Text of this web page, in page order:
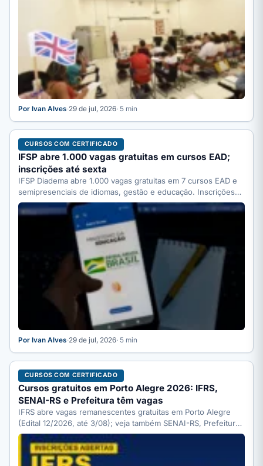
Por Ivan Alves·29 de jul, 2026· 5 min
CURSOS COM CERTIFICADO
IFSP abre 1.000 vagas gratuitas em cursos EAD;
inscrições até sexta
IFSP Diadema abre 1.000 vagas gratuitas em 7 cursos EAD e
semipresenciais de idiomas, gestão e educação. Inscrições…
Por Ivan Alves·29 de jul, 2026· 5 min
CURSOS COM CERTIFICADO
Cursos gratuitos em Porto Alegre 2026: IFRS,
SENAI-RS e Prefeitura têm vagas
IFRS abre vagas remanescentes gratuitas em Porto Alegre
(Edital 12/2026, até 3/08); veja também SENAI-RS, Prefeitura
(SMIDH) e…